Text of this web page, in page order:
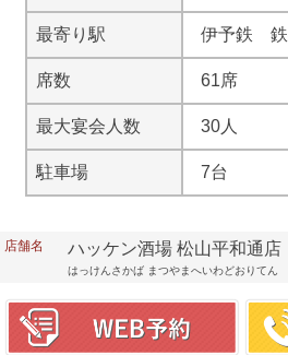
最寄り駅 伊予鉄
席数 61席
最大宴会人数 30人
駐車場 7台
店舗名 ハッケン酒場 松山平和通店
はっけんさかば まつやまへいわどおりてん